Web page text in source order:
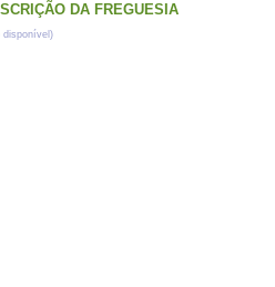
DA FREGUESIA
disponível)